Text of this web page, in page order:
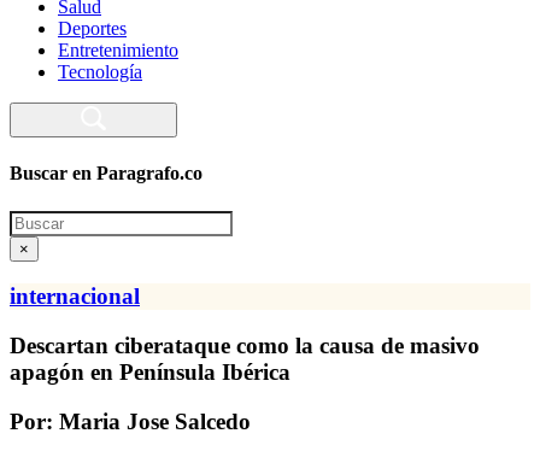
Salud
Deportes
Entretenimiento
Tecnología
Buscar en Paragrafo.co
Search
×
internacional
Descartan ciberataque como la causa de masivo
apagón en Península Ibérica
Por: Maria Jose Salcedo